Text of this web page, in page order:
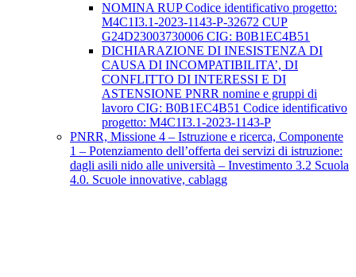
NOMINA RUP Codice identificativo progetto:
M4C1I3.1-2023-1143-P-32672 CUP
G24D23003730006 CIG: B0B1EC4B51
DICHIARAZIONE DI INESISTENZA DI
CAUSA DI INCOMPATIBILITA’, DI
CONFLITTO DI INTERESSI E DI
ASTENSIONE PNRR nomine e gruppi di
lavoro CIG: B0B1EC4B51 Codice identificativo
progetto: M4C1I3.1-2023-1143-P
PNRR, Missione 4 – Istruzione e ricerca, Componente
1 – Potenziamento dell’offerta dei servizi di istruzione:
dagli asili nido alle università – Investimento 3.2 Scuola
4.0. Scuole innovative, cablagg